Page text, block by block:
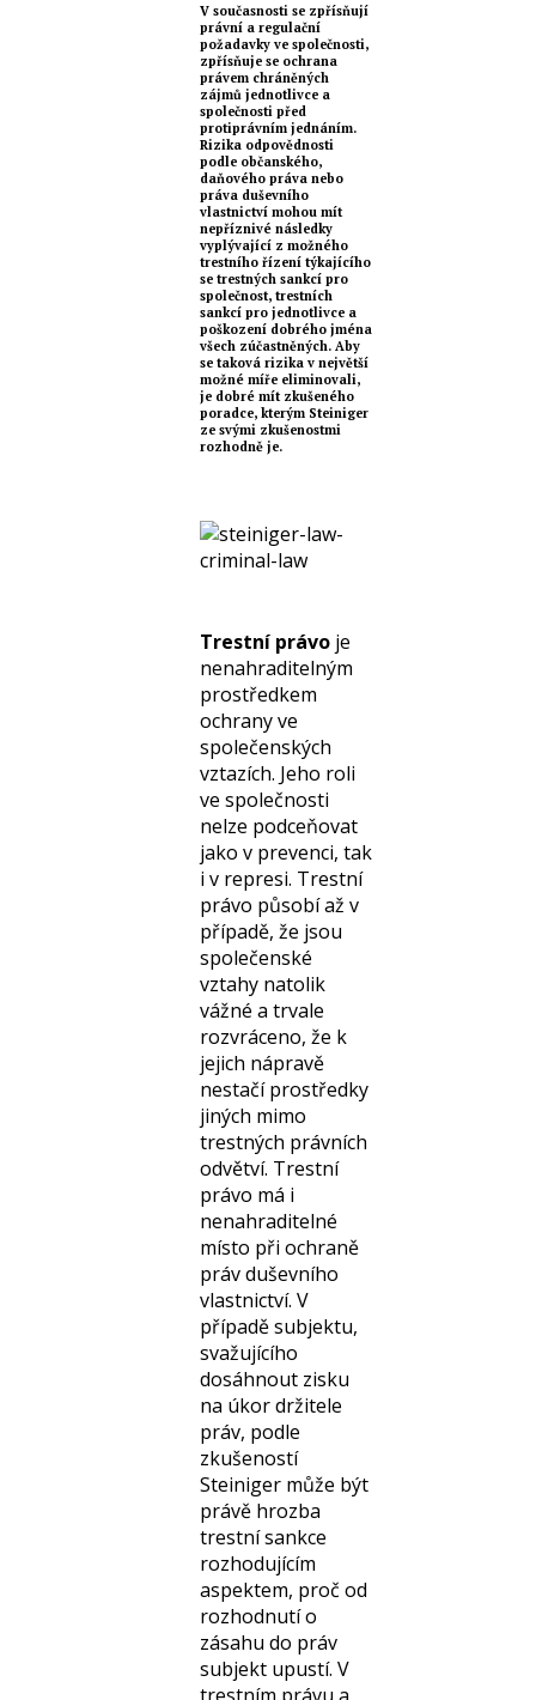
V současnosti se zpřísňují
právní a regulační
požadavky ve společnosti,
zpřísňuje se ochrana
právem chráněných
zájmů jednotlivce a
společnosti před
protiprávním jednáním.
Rizika odpovědnosti
podle občanského,
daňového práva nebo
práva duševního
vlastnictví mohou mít
nepříznivé následky
vyplývající z možného
trestního řízení týkajícího
se trestných sankcí pro
společnost, trestních
sankcí pro jednotlivce a
poškození dobrého jména
všech zúčastněných. Aby
se taková rizika v největší
možné míře eliminovali,
je dobré mít zkušeného
poradce, kterým Steiniger
ze svými zkušenostmi
rozhodně je.
Trestní právo je
nenahraditelným
prostředkem
ochrany ve
společenských
vztazích. Jeho roli
ve společnosti
nelze podceňovat
jako v prevenci, tak
i v represi. Trestní
právo působí až v
případě, že jsou
společenské
vztahy natolik
vážné a trvale
rozvráceno, že k
jejich nápravě
nestačí prostředky
jiných mimo
trestných právních
odvětví. Trestní
právo má i
nenahraditelné
místo při ochraně
práv duševního
vlastnictví. V
případě subjektu,
svažujícího
dosáhnout zisku
na úkor držitele
práv, podle
zkušeností
Steiniger může být
právě hrozba
trestní sankce
rozhodujícím
aspektem, proč od
rozhodnutí o
zásahu do práv
subjekt upustí. V